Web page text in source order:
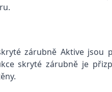
zárubně Aktive
skryté zárubně je